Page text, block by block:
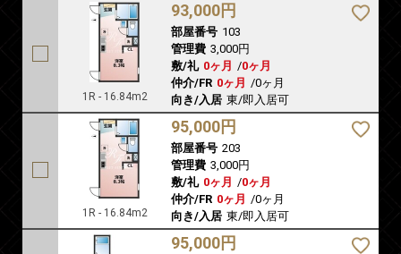
1R - 16.84m2
93,000円
部屋番号 103
管理費 3,000円
敷/礼 0ヶ月 /0ヶ月
仲介/FR 0ヶ月 /0ヶ月
向き/入居 東/即入居可
1R - 16.84m2
95,000円
部屋番号 203
管理費 3,000円
敷/礼 0ヶ月 /0ヶ月
仲介/FR 0ヶ月 /0ヶ月
向き/入居 東/即入居可
95,000円